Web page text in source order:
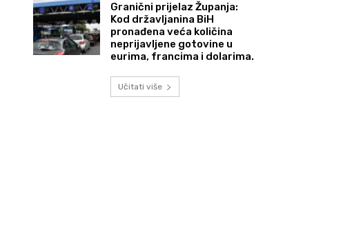
Granični prijelaz Županja:
Kod državljanina BiH
pronađena veća količina
neprijavljene gotovine u
eurima, francima i dolarima.
Učitati više